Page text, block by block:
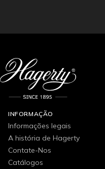
INFORMAÇÃO
Informações legais
A história de Hagerty
Contate-Nos
Catálogos